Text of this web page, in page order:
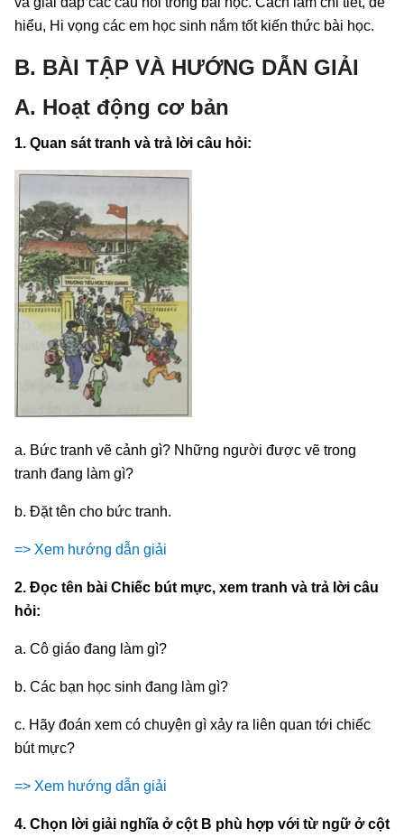
hiểu, Hi vọng các em học sinh nắm tốt kiến thức bài học.
B. BÀI TẬP VÀ HƯỚNG DẪN GIẢI
A. Hoạt động cơ bản
1. Quan sát tranh và trả lời câu hỏi:
a. Bức tranh vẽ cảnh gì? Những người được vẽ trong
tranh đang làm gì?
b. Đặt tên cho bức tranh.
=> Xem hướng dẫn giải
2. Đọc tên bài Chiếc bút mực, xem tranh và trả lời câu
hỏi:
a. Cô giáo đang làm gì?
b. Các bạn học sinh đang làm gì?
c. Hãy đoán xem có chuyện gì xảy ra liên quan tới chiếc
bút mực?
=> Xem hướng dẫn giải
4. Chọn lời giải nghĩa ở cột B phù hợp với từ ngữ ở cột